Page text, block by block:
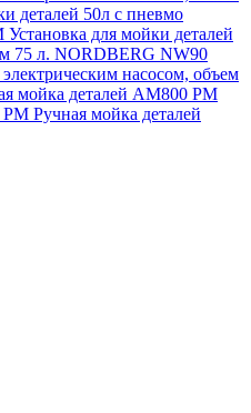
деталей 50л с пневмо
Установка для мойки деталей
75 л. NORDBERG NW90
насосом, объем
мойка деталей АМ800 РМ
РМ Ручная мойка деталей